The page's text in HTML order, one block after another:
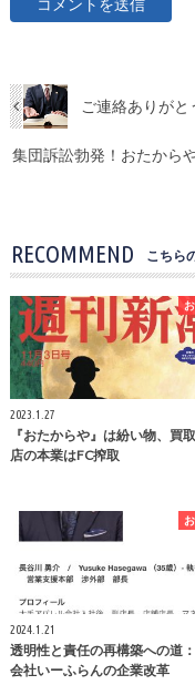
ご連絡ありがと
集団訴訟勃発！おたから
RECOMMEND こちら
2023.1.27
『おたからや』は紛い物、買
店の本業はFC搾取
2024.1.21
透明性と責任の再構築への道
会社いーふらんの企業改革